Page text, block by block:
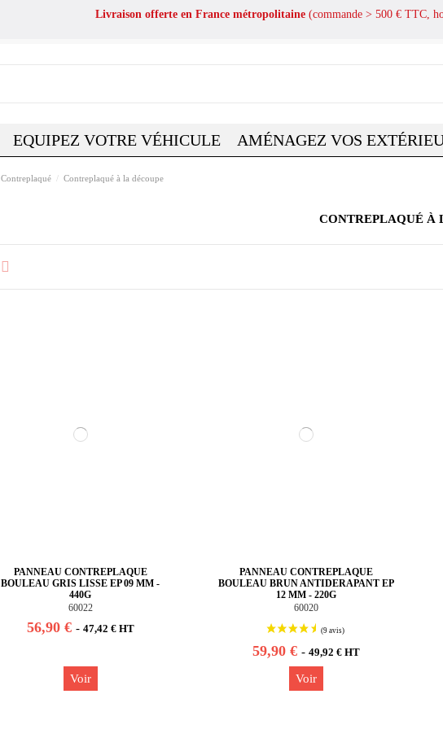
Livraison offerte en France métropolitaine (commande > 500 € TTC,
EQUIPEZ VOTRE VÉHICULE AMÉNAGEZ VOS
Contreplaqué Contreplaqué à la découpe
CONTREPLAQUÉ À
PANNEAU CONTREPLAQUE
BOULEAU GRIS LISSE EP 09 MM -
440G
60022
56,90 € - 47,42 € HT
Voir
PANNEAU CONTREPLAQUE
BOULEAU BRUN ANTIDERAPANT EP
12 MM - 220G
60020
59,90 €-49,92 € HT
Voir